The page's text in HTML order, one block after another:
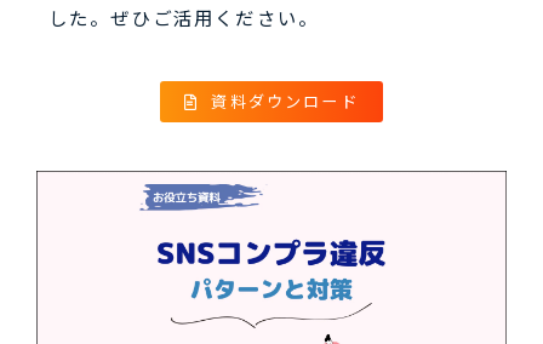
した。ぜひご活用ください。
資料ダウンロード